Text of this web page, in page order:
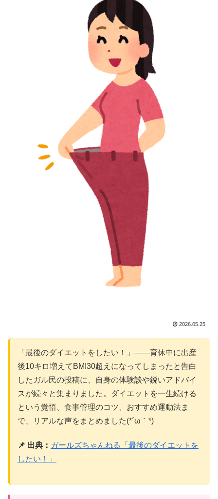
2026.05.25
「最後のダイエットをしたい！」——育休中に出産
後10キロ増えてBMI30超えになってしまったと告白
したガル民の投稿に、自身の体験談や鋭いアドバイ
スが続々と集まりました。ダイエットを一生続ける
という覚悟、食事管理のコツ、おすすめ運動法ま
で、リアルな声をまとめました(*´ω｀*)
📌 出典： ガールズちゃんねる「最後のダイエットを
したい！」